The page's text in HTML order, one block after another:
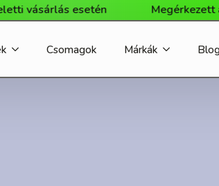
esetén Megérkezett a
Csomagok Márkák